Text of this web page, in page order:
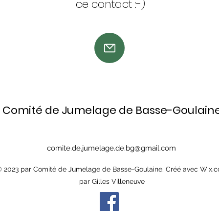
ce contact :-)
Comité de Jumelage de Basse-
comite.de.jumelage.de.bg@gmail.com
2023 par Comité de Jumelage de Basse-Goulaine. Créé avec
par Gilles Villeneuve